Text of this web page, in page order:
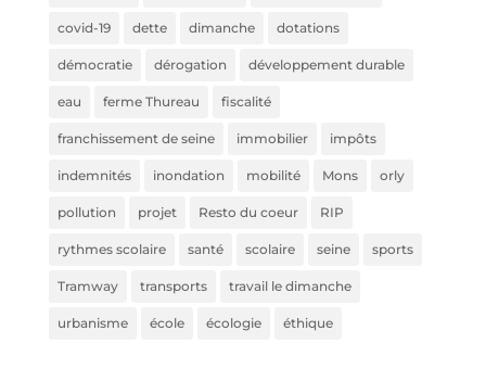
covid-19 dette dimanche dotations
démocratie dérogation développement durable
eau ferme Thureau fiscalité
franchissement de seine immobilier impôts
indemnités inondation mobilité Mons orly
pollution projet Resto du coeur RIP
rythmes scolaire santé scolaire seine sports
Tramway transports travail le dimanche
urbanisme école écologie éthique